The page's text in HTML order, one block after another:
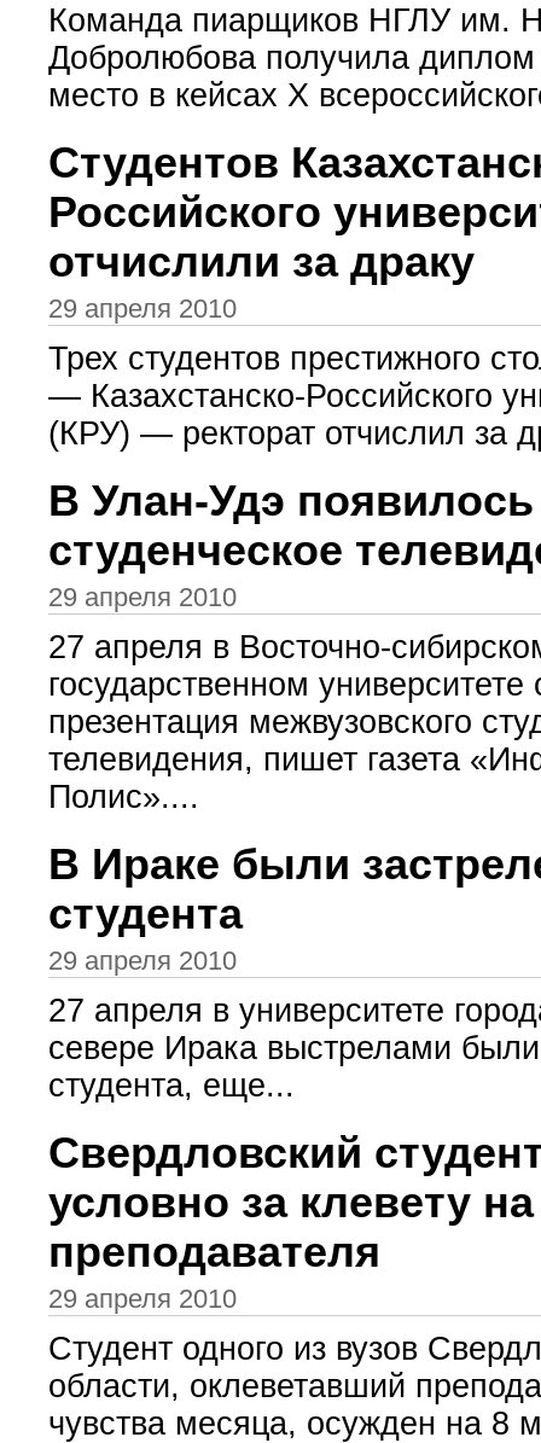
Команда пиарщиков НГЛУ им.
Добролюбова получила диплом
место в кейсах X
Студентов
Российского
отчислили за драку
29 апреля 2010
Трех студентов престижного
— Казахстанско-Российского
(КРУ) — ректорат отчислил за
В Улан-Удэ появилось
студенческое
29 апреля 2010
27 апреля в Восточно-
государственном университете
презентация межвузовского
телевидения, пишет газета
Полис»....
В Ираке были
студента
29 апреля 2010
27 апреля в университете
севере Ирака выстрелами
студента, еще...
Свердловский
условно за клевету на
преподавателя
29 апреля 2010
Студент одного из вузов
области, оклеветавший
чувства месяца, осужден на 8